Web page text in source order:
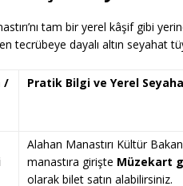
tam bir yerel kâşif gibi
tecrübeye dayalı altın seyahat
/
Pratik Bilgi ve Yerel
Alahan Manastırı Kültür
manastıra girişte Müzekart
olarak bilet satın alabilirsiniz.